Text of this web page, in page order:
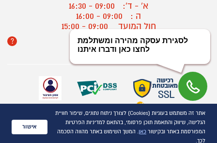
א' - ד':
09:00 - 16:30
ה :
09:00 - 16:00
חול המועד
? יצירת קשר/ביטול הזמנה
כל הזכויות שמורות P1000© 2021
התמונות להמחשה בלבד
ט.ל.ח.
אתר זה משתמש בעוגיות (Cookies) לצורך ניתוח נתונים, שיפור חוויית
הגלישה, שיווק והתאמת תוכן פרסומי, בהתאם למדיניות הפרטיות
המפורסמת באתר ובקישור כאן. המשך השימוש באתר מהווה הסכמה
לכך.
אישור